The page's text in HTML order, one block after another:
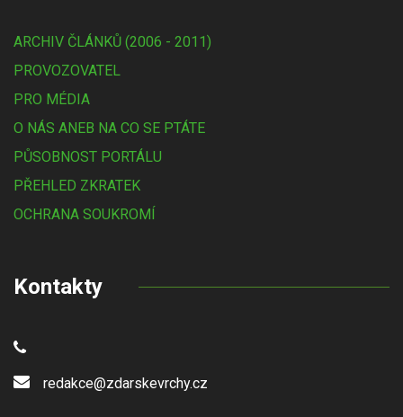
ARCHIV ČLÁNKŮ (2006 - 2011)
PROVOZOVATEL
PRO MÉDIA
O NÁS ANEB NA CO SE PTÁTE
PŮSOBNOST PORTÁLU
PŘEHLED ZKRATEK
OCHRANA SOUKROMÍ
Kontakty
redakce@zdarskevrchy.cz